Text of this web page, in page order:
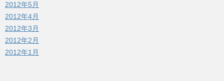
2012年5月
2012年4月
2012年3月
2012年2月
2012年1月